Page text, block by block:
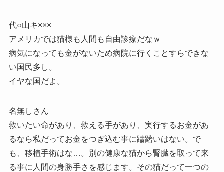
代○山キ×××
アメリカでは猫様も人間も自由診療だなｗ
病気になっても金がないため病院に行くことすらできな
い国民多し。
イヤな国だよ。
名無しさん
救いたい命があり、救える手があり、実行するお金があ
るなら私だってお金をつぎ込む事に躊躇いはない。で
も、移植手術はな…。別の健康な猫から腎臓を取って来
る事に人間の身勝手さを感じます。その猫だって一つの